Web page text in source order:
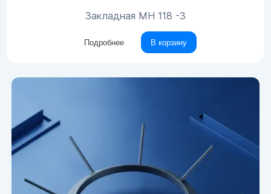
Закладная МН 118 -3
Подробнее В корзину